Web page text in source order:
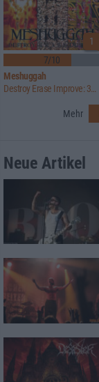
1
7/10
Meshuggah
Destroy Erase Improve: 30th Anniversary Edition
Mehr
Neue Artikel